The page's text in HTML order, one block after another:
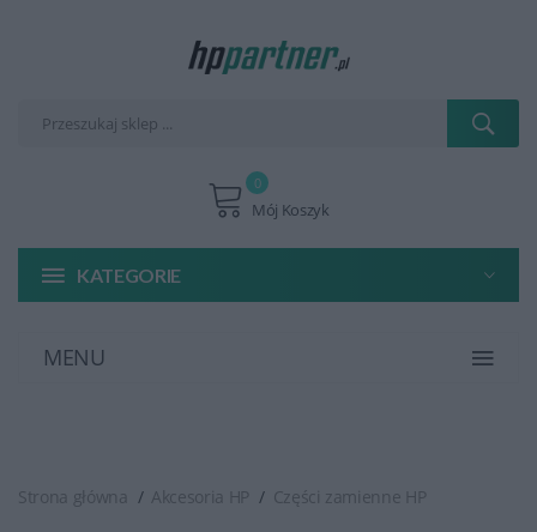
Mój Koszyk
0
KATEGORIE
MENU
Strona główna Akcesoria HP Części zamienne HP